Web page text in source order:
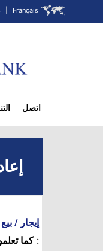
Français
اتصل
إيجار / بيع SHUTTERS BALLS •
:كما